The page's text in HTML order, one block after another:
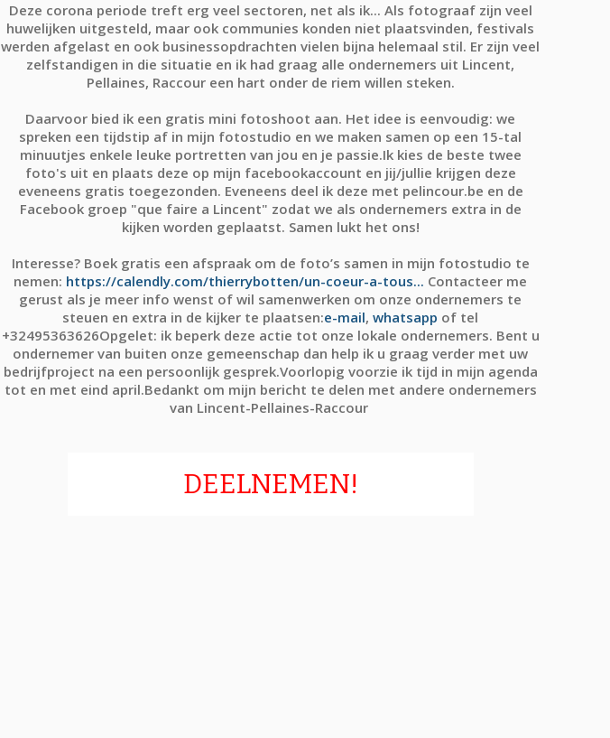
Deze corona periode treft erg veel sectoren, net als ik... Als fotograaf zijn veel
huwelijken uitgesteld, maar ook communies konden niet plaatsvinden, festivals
werden afgelast en ook businessopdrachten vielen bijna helemaal stil. Er zijn veel
zelfstandigen in die situatie en ik had graag alle ondernemers uit Lincent,
Pellaines, Raccour een hart onder de riem willen steken.
Daarvoor bied ik een gratis mini fotoshoot aan. Het idee is eenvoudig: we
spreken een tijdstip af in mijn fotostudio en we maken samen op een 15-tal
minuutjes enkele leuke portretten van jou en je passie.Ik kies de beste twee
foto's uit en plaats deze op mijn facebookaccount en jij/jullie krijgen deze
eveneens gratis toegezonden. Eveneens deel ik deze met pelincour.be en de
Facebook groep "que faire a Lincent" zodat we als ondernemers extra in de
kijken worden geplaatst. Samen lukt het ons!
Interesse? Boek gratis een afspraak om de foto’s samen in mijn fotostudio te
nemen: https://calendly.com/thierrybotten/un-coeur-a-tous... Contacteer me
gerust als je meer info wenst of wil samenwerken om onze ondernemers te
steuen en extra in de kijker te plaatsen:e-mail, whatsapp of tel
+32495363626Opgelet: ik beperk deze actie tot onze lokale ondernemers. Bent u
ondernemer van buiten onze gemeenschap dan help ik u graag verder met uw
bedrijfproject na een persoonlijk gesprek.Voorlopig voorzie ik tijd in mijn agenda
tot en met eind april.Bedankt om mijn bericht te delen met andere ondernemers
van Lincent-Pellaines-Raccour
DEELNEMEN!